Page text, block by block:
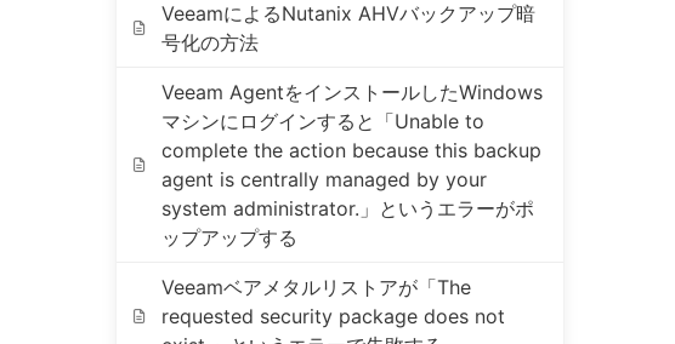
VeeamによるNutanix AHVバックアップ暗
号化の方法
Veeam AgentをインストールしたWindows
マシンにログインすると「Unable to
complete the action because this backup
agent is centrally managed by your
system administrator.」というエラーがポ
ップアップする
Veeamベアメタルリストアが「The
requested security package does not